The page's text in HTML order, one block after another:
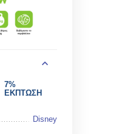
7%
ΕΚΠΤΩΣΗ
Disney